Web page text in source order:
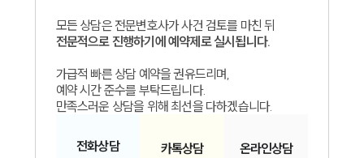
모든 상담은 전문변호사가 사건 검토를 마친 뒤
전문적으로 진행하기에 예약제로 실시됩니다.
가급적 빠른 상담 예약을 권유드리며,
예약 시간 준수를 부탁드립니다.
만족스러운 상담을 위해 최선을 다하겠습니다.
전화상담 카톡상담 온라인상담